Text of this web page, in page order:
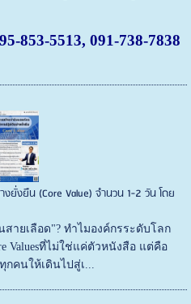
853-5513, 091-738-7838
ยั่งยืน (Core Value) จำนวน 1-2 วัน โดย
ายเลือด"? ทำไมองค์กรระดับโลก
Valuesที่ไม่ใช่แค่ตัวหนังสือ แต่คือ
คนให้เดินไปสู่เ...